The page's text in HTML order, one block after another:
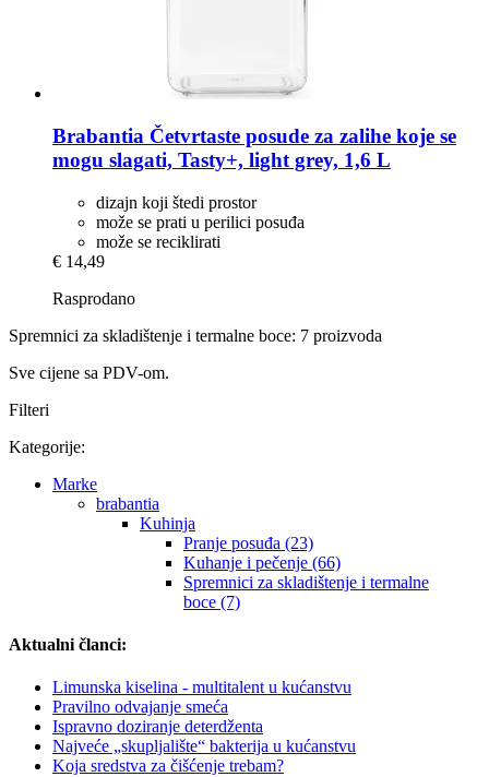
Brabantia Četvrtaste posude za zalihe koje se
mogu slagati, Tasty+, light grey, 1,6 L
dizajn koji štedi prostor
može se prati u perilici posuđa
može se reciklirati
€ 14,49
Rasprodano
Spremnici za skladištenje i termalne boce: 7 proizvoda
Sve cijene sa PDV-om.
Filteri
Kategorije:
Marke
brabantia
Kuhinja
Pranje posuđa (23)
Kuhanje i pečenje (66)
Spremnici za skladištenje i termalne
boce (7)
Aktualni članci:
Limunska kiselina - multitalent u kućanstvu
Pravilno odvajanje smeća
Ispravno doziranje deterdženta
Najveće „skupljalište“ bakterija u kućanstvu
Koja sredstva za čišćenje trebam?